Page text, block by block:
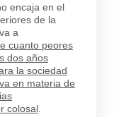
encaja en el
de la
a
cuanto peores
dos años
la sociedad
en materia de
colosal